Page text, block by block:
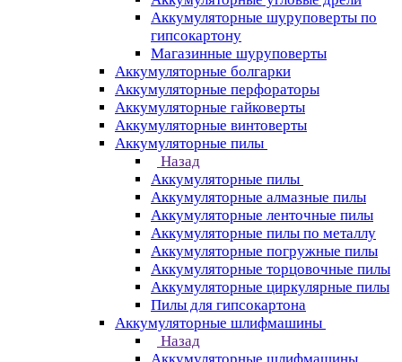
Аккумуляторные шуруповерты по
гипсокартону
Магазинные шуруповерты
Аккумуляторные болгарки
Аккумуляторные перфораторы
Аккумуляторные гайковерты
Аккумуляторные винтоверты
Аккумуляторные пилы
Назад
Аккумуляторные пилы
Аккумуляторные алмазные пилы
Аккумуляторные ленточные пилы
Аккумуляторные пилы по металлу
Аккумуляторные погружные пилы
Аккумуляторные торцовочные пилы
Аккумуляторные циркулярные пилы
Пилы для гипсокартона
Аккумуляторные шлифмашины
Назад